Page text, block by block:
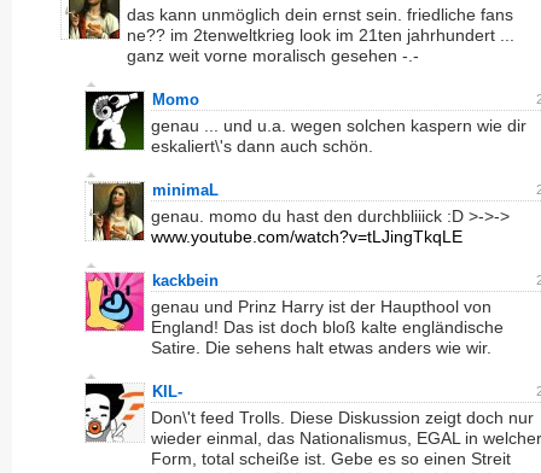
das kann unmöglich dein ernst sein. friedliche fans
ne?? im 2tenweltkrieg look im 21ten jahrhundert ...
ganz weit vorne moralisch gesehen -.-
Momo
genau ... und u.a. wegen solchen kaspern wie dir
eskaliert\'s dann auch schön.
minimaL
genau. momo du hast den durchbliiick :D >->->
www.youtube.com/watch?v=tLJingTkqLE
kackbein
genau und Prinz Harry ist der Haupthool von
England! Das ist doch bloß kalte engländische
Satire. Die sehens halt etwas anders wie wir.
KIL-
Don\'t feed Trolls. Diese Diskussion zeigt doch nur
wieder einmal, das Nationalismus, EGAL in welcher
Form, total scheiße ist. Gebe es so einen Streit